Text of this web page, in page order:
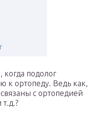
подолог
к ортопеду. Ведь как,
с ортопедией